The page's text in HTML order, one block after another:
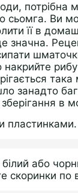
сьомга. Ви
її в
накрийте
занадто
в
пластинками.
або
скоринки